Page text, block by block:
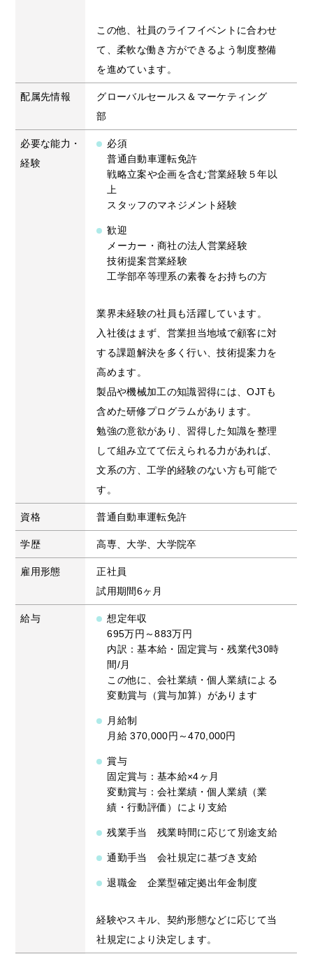
この他、社員のライフイベントに合わせ
て、柔軟な働き方ができるよう制度整備
を進めています。
配属先情報
グローバルセールス＆マーケティング
部
必要な能力・
経験
必須
普通自動車運転免許
戦略立案や企画を含む営業経験５年以
上
スタッフのマネジメント経験
歓迎
メーカー・商社の法人営業経験
技術提案営業経験
工学部卒等理系の素養をお持ちの方
業界未経験の社員も活躍しています。
入社後はまず、営業担当地域で顧客に対
する課題解決を多く行い、技術提案力を
高めます。
製品や機械加工の知識習得には、OJTも
含めた研修プログラムがあります。
勉強の意欲があり、習得した知識を整理
して組み立てて伝えられる力があれば、
文系の方、工学的経験のない方も可能で
す。
資格 普通自動車運転免許
学歴 高専、大学、大学院卒
雇用形態
正社員
試用期間6ヶ月
給与
想定年収
695万円～883万円
内訳：基本給・固定賞与・残業代30時
間/月
この他に、会社業績・個人業績による
変動賞与（賞与加算）があります
月給制
月給 370,000円～470,000円
賞与
固定賞与：基本給×4ヶ月
変動賞与：会社業績・個人業績（業
績・行動評価）により支給
残業手当 残業時間に応じて別途支給
通勤手当 会社規定に基づき支給
退職金 企業型確定拠出年金制度
経験やスキル、契約形態などに応じて当
社規定により決定します。